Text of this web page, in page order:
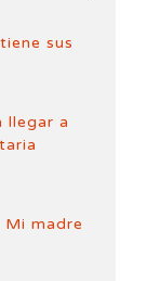
sus
llegar a
madre